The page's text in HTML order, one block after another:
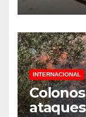
INTERNACIONAL